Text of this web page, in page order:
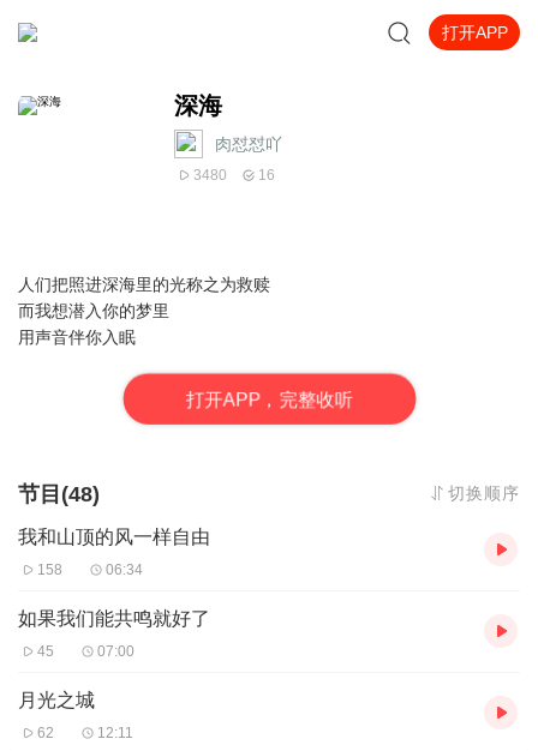
打开APP
深海
肉怼怼吖_
3480 16
人们把照进深海里的光称之为救赎
而我想潜入你的梦里
用声音伴你入眠
打开APP，完整收听
节目(48) 切换顺序
我和山顶的风一样自由
158 06:34
如果我们能共鸣就好了
45 07:00
月光之城
62 12:11